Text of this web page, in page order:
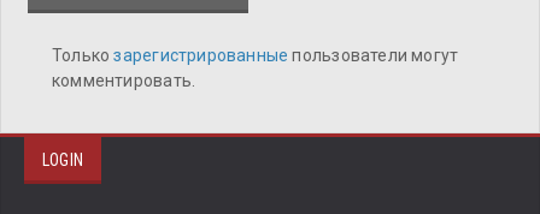
Толькозарегистрированныепользователи могут
комментировать.
LOGIN